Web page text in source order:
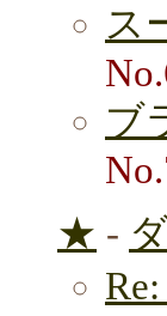
ス
ブ
★ -